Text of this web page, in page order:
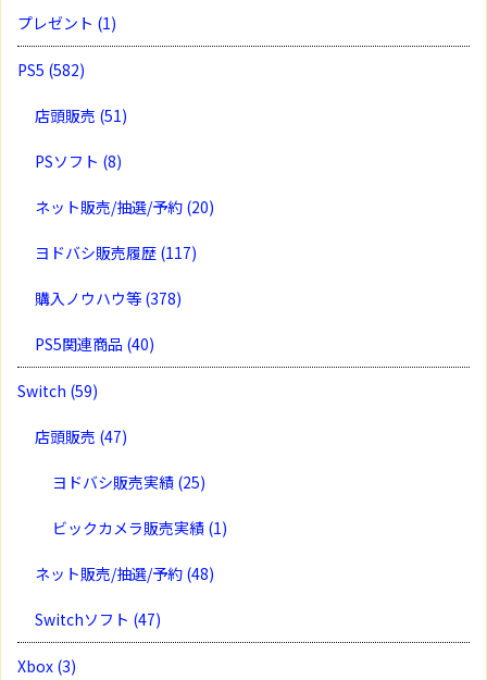
プレゼント (1)
PS5 (582)
店頭販売 (51)
PSソフト (8)
ネット販売/抽選/予約 (20)
ヨドバシ販売履歴 (117)
購入ノウハウ等 (378)
PS5関連商品 (40)
Switch (59)
店頭販売 (47)
ヨドバシ販売実績 (25)
ビックカメラ販売実績 (1)
ネット販売/抽選/予約 (48)
Switchソフト (47)
Xbox (3)